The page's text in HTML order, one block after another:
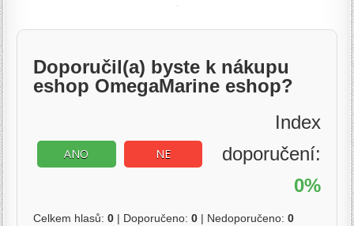
Doporučil(a) byste k nákupu
eshop OmegaMarine eshop?
ANO NE
Index
doporučení:
0%
Celkem hlasů:0 | Doporučeno:0 | Nedoporučeno:0